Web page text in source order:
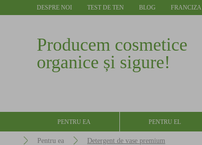
DESPRE NOI TEST DE TEN BLOG FRANCIZA
Producem cosmetice
organice și sigure!
PENTRU EA PENTRU EL
Pentru ea Detergent de vase premium